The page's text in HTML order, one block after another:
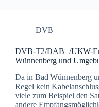
DVB
DVB-T2/DAB+/UKW-
Wünnenberg und
Da in Bad Wünnenberg
Regel kein
viele zum Beispiel den
andere